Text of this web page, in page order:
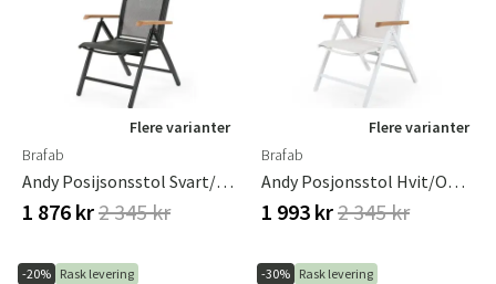
Flere varianter
Brafab
Andy Posijsonsstol Svart/Svart
1 876 kr2 345 kr
Flere varianter
Brafab
Andy Posjonsstol Hvit/Offwhite
1 993 kr2 345 kr
-20% Rask levering -30% Rask levering